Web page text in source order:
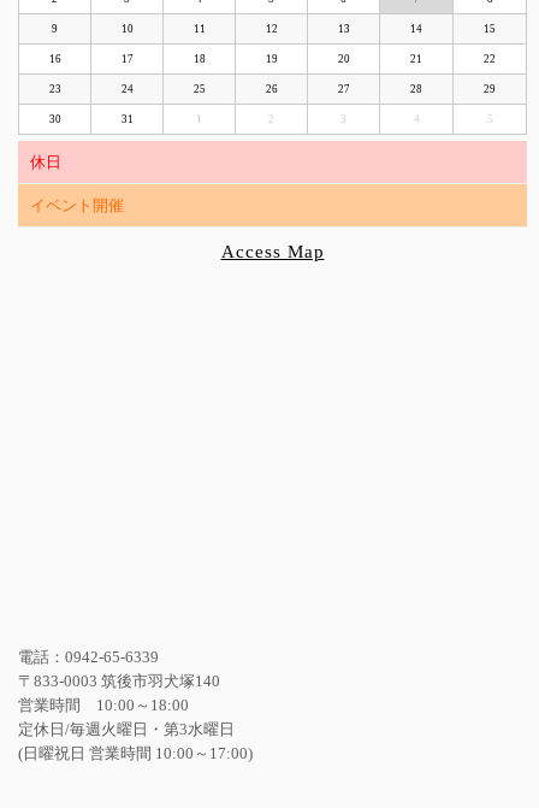
9 10 11 12 13 14 15
16 17 18 19 20 21 22
23 24 25 26 27 28 29
30 31 1 2 3 4 5
休日
イベント開催
Access Map
電話：0942-65-6339
〒833-0003 筑後市羽犬塚140
営業時間 10:00～18:00
定休日/毎週火曜日・第3水曜日
(日曜祝日 営業時間 10:00～17:00)